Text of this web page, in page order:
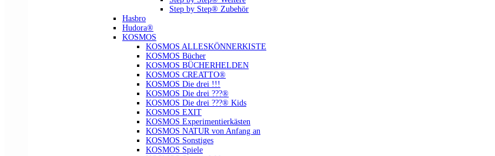
Step by Step® Zubehör
Hasbro
Hudora®
KOSMOS
KOSMOS ALLESKÖNNERKISTE
KOSMOS Bücher
KOSMOS BÜCHERHELDEN
KOSMOS CREATTO®
KOSMOS Die drei !!!
KOSMOS Die drei ???®
KOSMOS Die drei ???® Kids
KOSMOS EXIT
KOSMOS Experimentierkästen
KOSMOS NATUR von Anfang an
KOSMOS Sonstiges
KOSMOS Spiele